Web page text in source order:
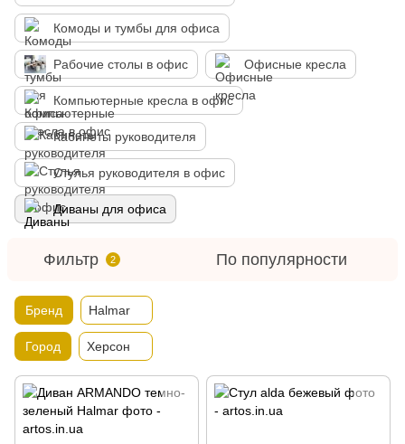
Комоды и тумбы для офиса
Рабочие столы в офис Офисные кресла
Компьютерные кресла в офис
Кабинеты руководителя
Стулья руководителя в офис
Диваны для офиса
Фильтр 2 По популярности
Бренд Halmar
Город Херсон